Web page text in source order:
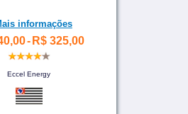
informações
- R$ 325,00
Eccel Energy